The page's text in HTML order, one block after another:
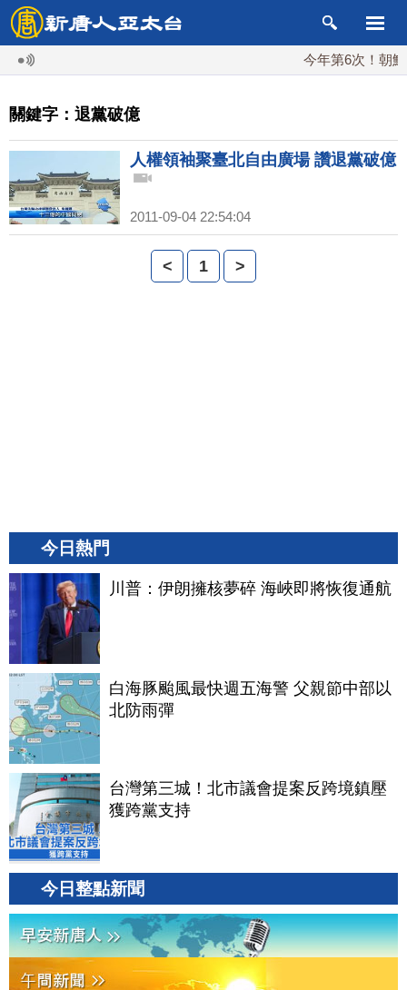
今年第6次！朝鮮
關鍵字：退黨破億
人權領袖聚臺北自由廣場 讚退黨破億
2011-09-04 22:54:04
< 1 >
今日熱門
川普：伊朗擁核夢碎 海峽即將恢復通航
白海豚颱風最快週五海警 父親節中部以
北防雨彈
台灣第三城！北市議會提案反跨境鎮壓
獲跨黨支持
今日整點新聞